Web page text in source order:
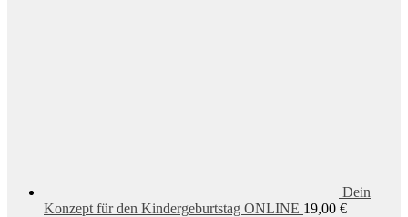
Dein
Konzept für den Kindergeburtstag ONLINE 19,00 €